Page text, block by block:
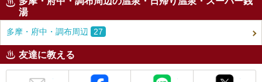
湯
多摩・府中・調布周辺 27
友達に教える